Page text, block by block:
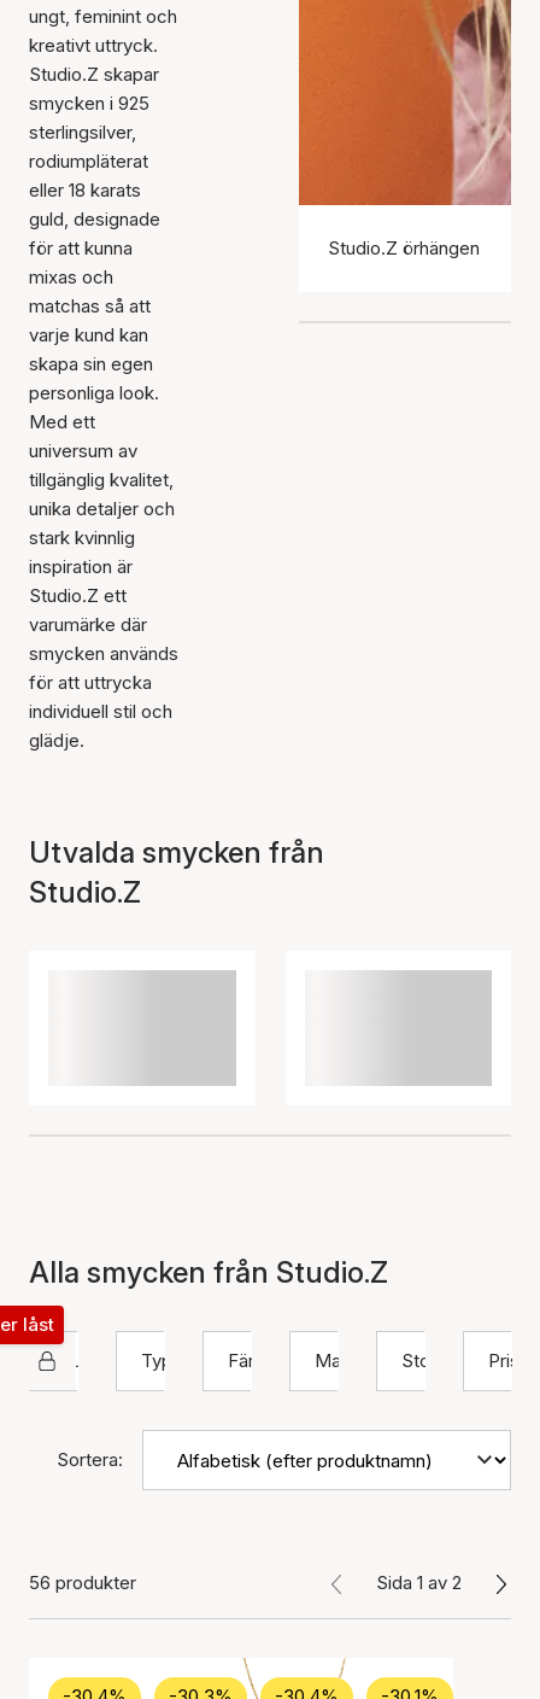
ungt, feminint och
kreativt uttryck.
Studio.Z skapar
smycken i 925
sterlingsilver,
rodiumpläterat
eller 18 karats
guld, designade
för att kunna
mixas och
matchas så att
varje kund kan
skapa sin egen
personliga look.
Med ett
universum av
tillgänglig kvalitet,
unika detaljer och
stark kvinnlig
inspiration är
Studio.Z ett
varumärke där
smycken används
för att uttrycka
individuell stil och
glädje.
Studio.Z örhängen
Utvalda smycken från
Studio.Z
Alla smycken från Studio.Z
Studio Z
låst
Typ
Färg Material Storlek Pris
Sortera:
56 produkter Sida 1 av 2